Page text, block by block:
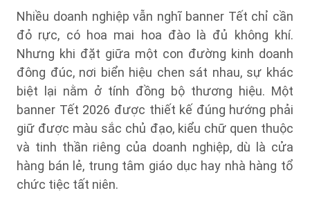
Nhiều doanh nghiệp vẫn nghĩ banner Tết chỉ cần
đỏ rực, có hoa mai hoa đào là đủ không khí.
Nhưng khi đặt giữa một con đường kinh doanh
đông đúc, nơi biển hiệu chen sát nhau, sự khác
biệt lại nằm ở tính đồng bộ thương hiệu. Một
banner Tết 2026 được thiết kế đúng hướng phải
giữ được màu sắc chủ đạo, kiểu chữ quen thuộc
và tinh thần riêng của doanh nghiệp, dù là cửa
hàng bán lẻ, trung tâm giáo dục hay nhà hàng tổ
chức tiệc tất niên.